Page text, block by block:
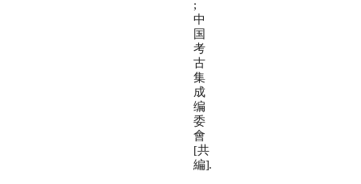
;
中
国
考
古
集
成
编
委
會
[共
編].